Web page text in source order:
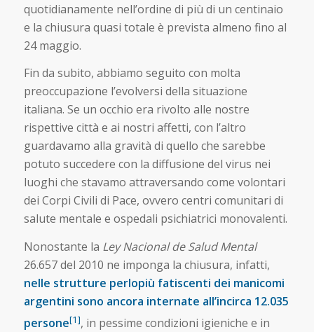
quotidianamente nell’ordine di più di un centinaio
e la chiusura quasi totale è prevista almeno fino al
24 maggio.
Fin da subito, abbiamo seguito con molta
preoccupazione l’evolversi della situazione
italiana. Se un occhio era rivolto alle nostre
rispettive città e ai nostri affetti, con l’altro
guardavamo alla gravità di quello che sarebbe
potuto succedere con la diffusione del virus nei
luoghi che stavamo attraversando come volontari
dei Corpi Civili di Pace, ovvero centri comunitari di
salute mentale e ospedali psichiatrici monovalenti.
Nonostante la Ley Nacional de Salud Mental
26.657 del 2010 ne imponga la chiusura, infatti,
nelle strutture perlopiù fatiscenti dei manicomi
argentini sono ancora internate all’incirca 12.035
persone[1], in pessime condizioni igieniche e in